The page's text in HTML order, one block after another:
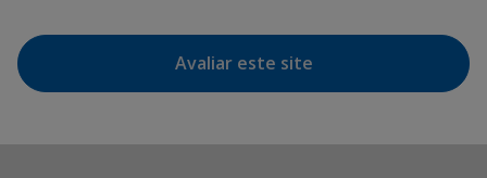
Avaliar este site